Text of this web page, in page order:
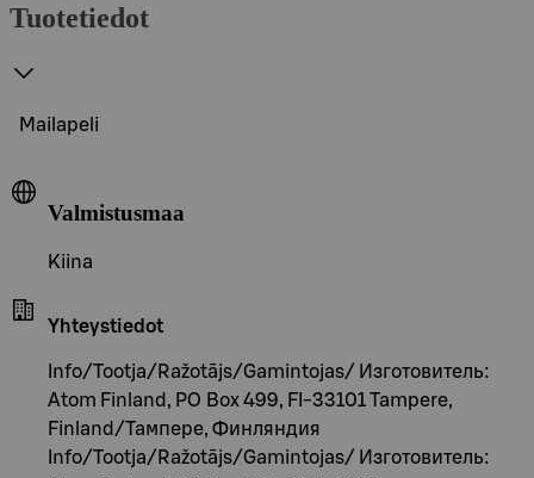
Tuotetiedot
Mailapeli
Valmistusmaa
Kiina
Yhteystiedot
Info/Tootja/Ražotājs/Gamintojas/ Изготовитель:
Atom Finland, PO Box 499, FI-33101 Tampere,
Finland/Тампере, Финляндия
Info/Tootja/Ražotājs/Gamintojas/ Изготовитель: